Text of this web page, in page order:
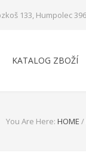
133, Humpolec
KATALOG ZBOŽÍ
You Are Here: HOME /